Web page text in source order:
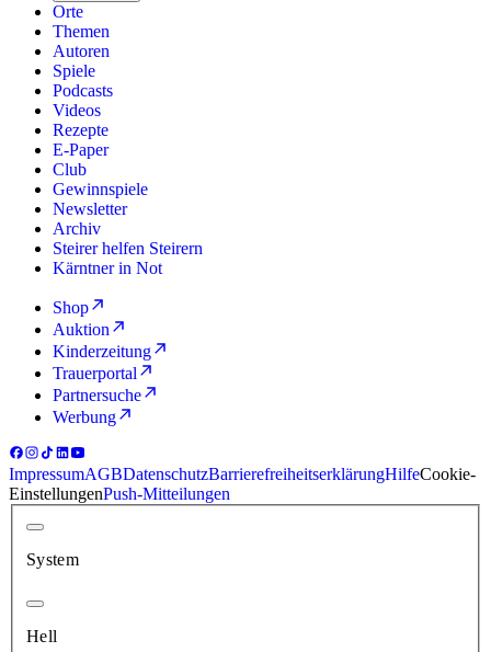
Orte
Themen
Autoren
Spiele
Podcasts
Videos
Rezepte
E-Paper
Club
Gewinnspiele
Newsletter
Archiv
Steirer helfen Steirern
Kärntner in Not
Shop
Auktion
Kinderzeitung
Trauerportal
Partnersuche
Werbung
ImpressumAGBDatenschutzBarrierefreiheitserklärungHilfeCookie-
EinstellungenPush-Mitteilungen
System
Hell